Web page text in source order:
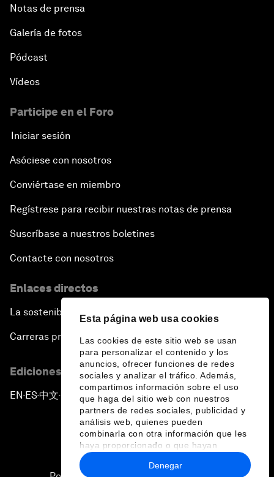
Esta página web usa cookies
Las cookies de este sitio web se usan
para personalizar el contenido y los
anuncios, ofrecer funciones de redes
sociales y analizar el tráfico. Además,
compartimos información sobre el uso
que haga del sitio web con nuestros
partners de redes sociales, publicidad y
análisis web, quienes pueden
combinarla con otra información que les
haya proporcionado o que hayan
recopilado a partir del uso que haya
hecho de sus servicios.
Denegar
Notas de prensa
Galería de fotos
Pódcast
Vídeos
Participe en el Foro
Iniciar sesión
Asóciese con nosotros
Conviértase en miembro
Regístrese para recibir nuestras notas de prensa
Suscríbase a nuestros boletines
Contacte con nosotros
Enlaces directos
La sostenibilidad en el Foro
Carreras profesionales
Ediciones en otros idiomas
EN ▪ ES▪中文▪ 日本語